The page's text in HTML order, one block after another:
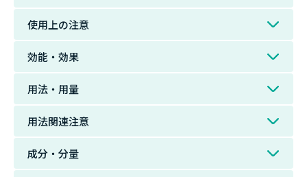
使用上の注意
効能・効果
用法・用量
用法関連注意
成分・分量